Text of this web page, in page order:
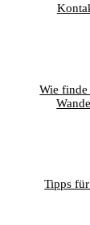
Wie
Tipps